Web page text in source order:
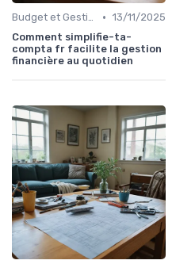
Budget et Gestion des Finances Personnelles • 13/11/2025
Comment simplifie-ta-
compta fr facilite la gestion
financière au quotidien